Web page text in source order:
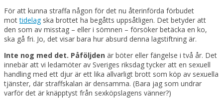
För att kunna straffa någon för det nu återinförda förbudet
mottidelagska brottet ha begåtts uppsåtligen. Det betyder att
den som av misstag – eller i sömnen – försöker betäcka en ko,
ska gå fri. Jo, det visar bara hur absurd denna lagstiftning är.
Inte nog med det. Påföljden är böter eller fängelse i två år. Det
innebär att vi ledamöter av Sveriges riksdag tycker att en sexuell
handling med ett djur är ett lika allvarligt brott som köp av sexuella
tjänster, där straffskalan är densamma. (Bara jag som undrar
varför det är knäpptyst från sexköpslagens vänner?)